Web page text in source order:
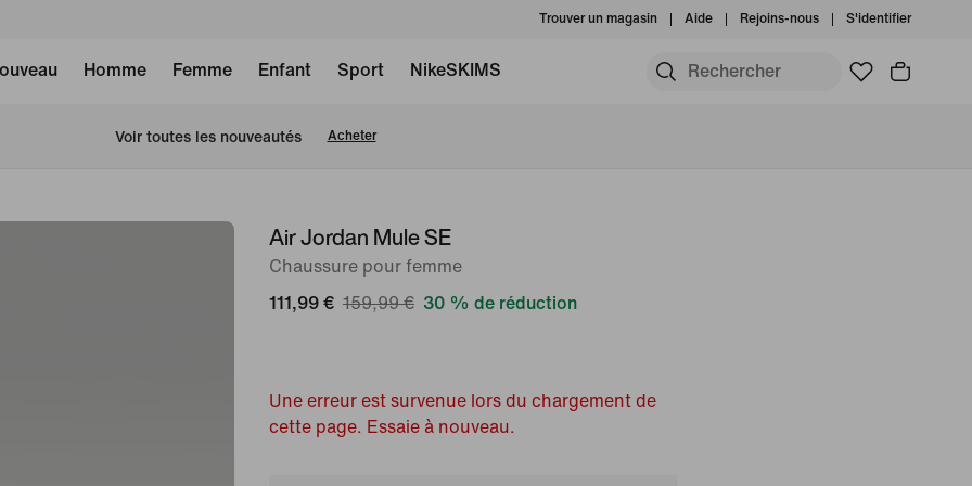
Trouver un magasin Aide Rejoins-nous S'identifier
Homme Femme Enfant Sport NikeSKIMS
Voir toutes les nouveautés Acheter
image 1Air Jordan Mule SE
Chaussure pour femme
111,99 € 159,99 € 30 % de réduction
Une erreur est survenue lors du chargement de
cette page. Essaie à nouveau.